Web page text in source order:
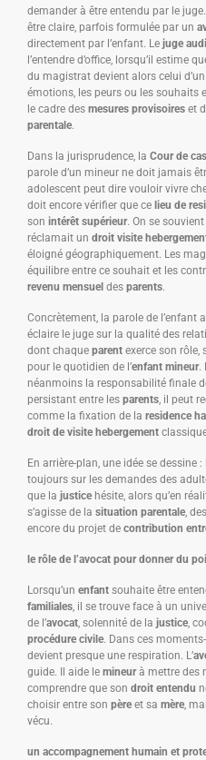
demander à être entendu par le
être claire, parfois formulée par un
directement par l’enfant. Le juge
l’entendre d’office, lorsqu’il estime
du magistrat devient alors celui
émotions, les peurs ou les souhaits
le cadre des mesures provisoires et
parentale.
Dans la jurisprudence, la Cour de
parole d’un mineur ne doit jamais
adolescent peut dire vouloir vivre
doit encore vérifier que ce lieu de
son intérêt supérieur. On se
réclamait un droit visite
éloigné géographiquement. Les
équilibre entre ce souhait et les
revenu mensuel des parents.
Concrètement, la parole de l’enfant
éclaire le juge sur la qualité des
dont chaque parent exerce son rôle,
pour le quotidien de l’enfant mineur.
néanmoins la responsabilité finale
persistant entre les parents, il peut
comme la fixation de la residence
droit de visite hebergement
En arrière-plan, une idée se dessine :
toujours sur les demandes des
que la justice hésite, alors qu’en
s’agisse de la situation parentale, des
encore du projet de contribution
le rôle de l’avocat pour donner du
Lorsqu’un enfant souhaite être
familiales, il se trouve face à un
de l’avocat, solennité de la justice,
procédure civile. Dans ces
devient presque une respiration. L’
guide. Il aide le mineurà mettre des
comprendre que son droit entendu
choisir entre son père et sa mère,
vécu.
un accompagnement humain et